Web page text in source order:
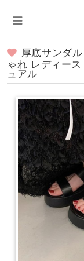
厚底サンダ
ゃれ レディー
ュアル